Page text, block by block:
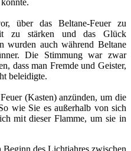
über das Beltane-Feuer zu
zu stärken und das Glück
wurden auch während Beltane
Die Stimmung war zwar
dass man Fremde und Geister,
beleidigte.
(Kasten) anzünden, um die
wie Sie es außerhalb von sich
mit dieser Flamme, um sie in